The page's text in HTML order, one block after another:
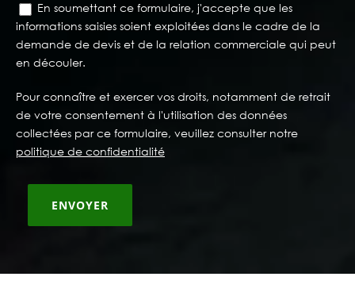
En soumettant ce formulaire, j'accepte que les
informations saisies soient exploitées dans le cadre de la
demande de devis et de la relation commerciale qui peut
en découler.
Pour connaître et exercer vos droits, notamment de retrait
de votre consentement à l'utilisation des données
collectées par ce formulaire, veuillez consulter notre
politique de confidentialité